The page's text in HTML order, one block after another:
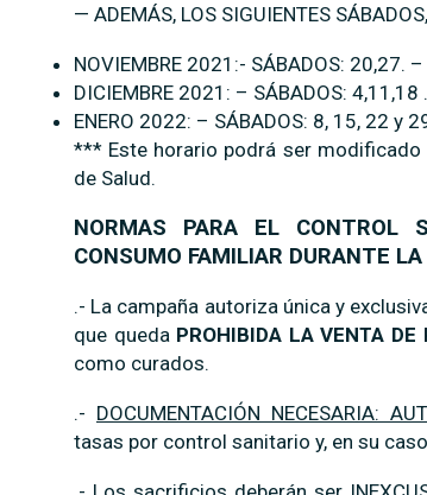
— ADEMÁS, LOS SIGUIENTES
NOVIEMBRE 2021:- SÁBADOS: 20,27.
DICIEMBRE 2021: – SÁBADOS:
ENERO 2022: – SÁBADOS: 8, 15, 22 y
*** Este horario podrá ser
de Salud.
NORMAS PARA EL CONTROL
CONSUMO FAMILIAR DURANTE
.- La campaña autoriza única y
que queda PROHIBIDA LA VENTA DE
como curados.
.- DOCUMENTACIÓN NECESARIA:
tasas por control sanitario y, en su